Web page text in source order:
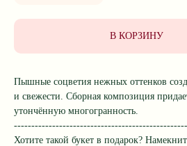
В КОРЗИНУ
Пышные соцветия нежных оттенков
и свежести. Сборная композиция
утончённую многогранность.
Хотите такой букет в подарок?